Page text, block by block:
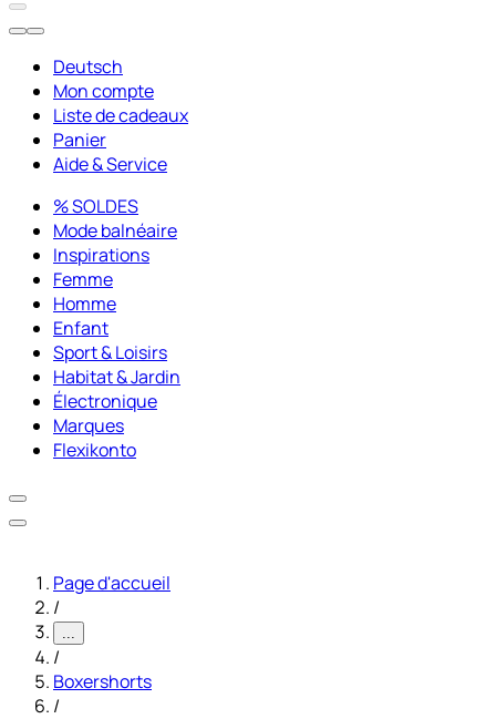
Deutsch
Mon compte
Liste de cadeaux
Panier
Aide & Service
% SOLDES
Mode balnéaire
Inspirations
Femme
Homme
Enfant
Sport & Loisirs
Habitat & Jardin
Électronique
Marques
Flexikonto
Page d'accueil
/
...
/
Boxershorts
/